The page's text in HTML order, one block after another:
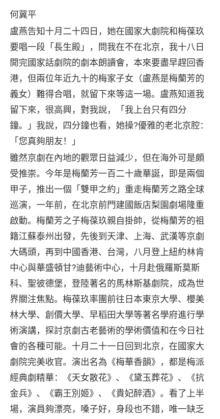
何冀平
盧燕告知十月二十四日，她在國家大劇院和梅葆玖
要唱一段「長生殿」，問我在不在北京，我十八日
開完國家話劇院的劇本朗讀會，本來要盡早趕回香
港，但兩位年近九十的梅家子女（盧燕是梅蘭芳的
義女）難得合唱，就留下來等這一場。盧燕知道我
留下來，很高興，對我說，「我上台只有四分
鐘。」我說，四分鐘也看，她操?優雅的老北京腔：
「您真夠朋友！」
雖然京劇在內地的觀眾日益減少，但在海外可是頗
受推崇。今年是梅蘭芳一百二十歲華誕，即是兩個
甲子，推出一個「雙甲之約」重走梅蘭芳之路全球
巡演，一年前，在北京前門建國飯店梨園劇場隆重
啟動。梅蘭芳之子梅葆玖親自掛帥，從梅蘭芳的祖
籍江蘇泰州出發，先後到天津、上海、武漢等京劇
大碼頭，再到中國香港、台灣，八月登上紐約林肯
中心與華盛頓甘?迪藝術中心，十月赴俄羅斯莫斯
科、聖彼德堡，登陸著名的馬林斯基劇院，成為世
界關注焦點。梅葆玖率團前往日本東京大學、櫻美
林大學、創價大學、早稻田大學等著名學府進行學
術演講，探討京劇古老藝術的學術價值和在今日社
會的各種可能。十月二十一日回到北京，在國家大
劇院完美收官。演出名為《梅華香韻》，都是梅派
經典劇精華：《天女散花》、《黛玉葬花》、《抗
金兵》、《霸王別姬》、《貴妃醉酒》。看了上半
場，演員夠漂亮，嗓子好，身段也不錯，唯一缺乏